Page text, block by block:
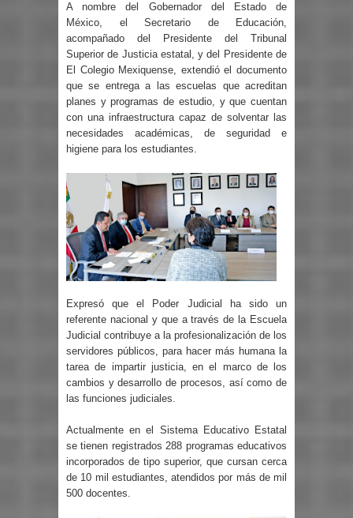
A nombre del Gobernador del Estado de
México, el Secretario de Educación,
acompañado del Presidente del Tribunal
Superior de Justicia estatal, y del Presidente de
El Colegio Mexiquense, extendió el documento
que se entrega a las escuelas que acreditan
planes y programas de estudio, y que cuentan
con una infraestructura capaz de solventar las
necesidades académicas, de seguridad e
higiene para los estudiantes.
Expresó que el Poder Judicial ha sido un
referente nacional y que a través de la Escuela
Judicial contribuye a la profesionalización de los
servidores públicos, para hacer más humana la
tarea de impartir justicia, en el marco de los
cambios y desarrollo de procesos, así como de
las funciones judiciales.
Actualmente en el Sistema Educativo Estatal
se tienen registrados 288 programas educativos
incorporados de tipo superior, que cursan cerca
de 10 mil estudiantes, atendidos por más de mil
500 docentes.